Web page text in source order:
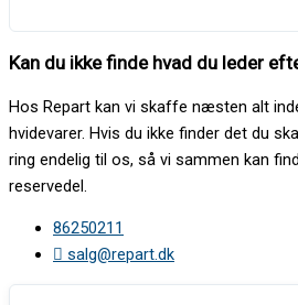
Kan du ikke finde hvad du leder
Hos Repart kan vi skaffe næsten alt
hvidevarer. Hvis du ikke finder det du
ring endelig til os, så vi sammen kan
reservedel.
86250211
salg@repart.dk